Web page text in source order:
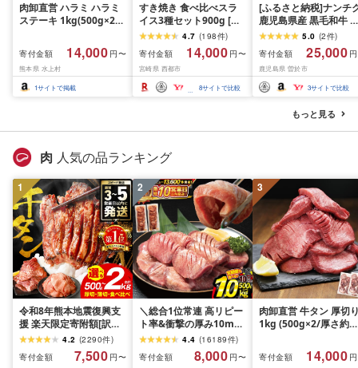
肉卸直営 ハラミ ハラミ
ステーキ 1kg(500g×2パ
らみ 牛はらみ 厚切りハ
ラミ 肉 牛肉 [肉卸厳選
究極の多汁感 極厚ハラ
ミステーキ1kg] (1kg, 1,
寄付金額 14,000 円〜
熊本県 水上村
1サイトで掲載
すき焼き 食べ比べスラ
イス3種セット900g [グ
ランプリ受賞]小分け ロ
ース バラ モモorカタ 牛
肉 鉄板焼肉 焼きしゃぶ
すき焼き肉 [14-10a]リピ
ーター続出!! 肉ランキン
4.7 (198件)
寄付金額
14,000 円〜
宮崎県 西都市
8サイトで比較
[ふるさと納税]ナンチ
鹿児島県産 黒毛和牛
ースステーキ 4枚・計
5.0 (2件)
寄付金額
25,000
鹿児島県 曽於市
3サイトで比較
もっと見る
肉 人気の品ランキング
1
令和8年熊本地震復興支
援 楽天限定寄附額[訳あ
り]牛タン 500g〜2kg 肉
牛肉 訳あり 牛タン 冷凍
小分け 厚切り 薄切り 食
4.2 (2290件)
寄付金額
7,500 円〜
2
＼総合1位常連 高リピー
ト率&衝撃の厚み10mm
厚切り牛タン 塩味/ ≪ス
ピード発送!!10営業日以
内発送≫ 選べる内容量
4.4 (16189件)
寄付金額
8,000 円〜
3
肉卸直営 牛タン 厚切
1kg (500g×2/厚さ約
牛肉 焼肉 冷凍 スライ
業務用 バーベキュー
寄付金額 14,000